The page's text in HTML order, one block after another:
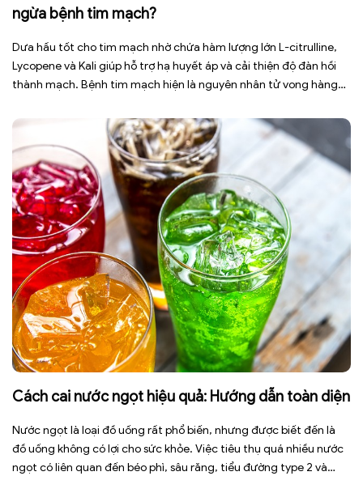
ngừa bệnh tim mạch?
Dưa hấu tốt cho tim mạch nhờ chứa hàm lượng lớn L-citrulline,
Lycopene và Kali giúp hỗ trợ hạ huyết áp và cải thiện độ đàn hồi
thành mạch. Bệnh tim mạch hiện là nguyên nhân tử vong hàng
ngày có thể […]
Cách cai nước ngọt hiệu quả: Hướng dẫn toàn diện
Nước ngọt là loại đồ uống rất phổ biến, nhưng được biết đến là
đồ uống không có lợi cho sức khỏe. Việc tiêu thụ quá nhiều nước
ngọt có liên quan đến béo phì, sâu răng, tiểu đường type 2 và